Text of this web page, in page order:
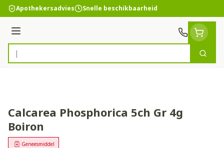
Ga naar de inhoud
Apothekersadvies Snelle beschikbaarheid
Menu
Product, merk, categorie...
Zoek
Calcarea Phosphorica 5ch Gr 4g
Boiron
Geneesmiddel